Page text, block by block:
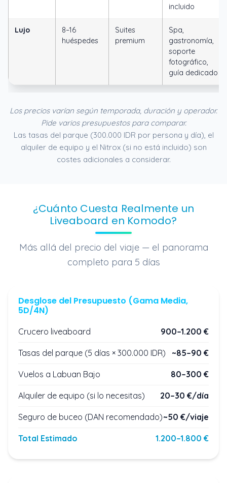
incluido
Lujo
8–16
huéspedes
Suites
premium
Spa,
gastronomía,
soporte
fotográfico,
guía dedicado
Los precios varían según temporada, duración y operador.
Pide varios presupuestos para comparar.
Las tasas del parque (300.000 IDR por persona y día), el
alquiler de equipo y el Nitrox (si no está incluido) son
costes adicionales a considerar.
¿Cuánto Cuesta Realmente un
Liveaboard en Komodo?
Más allá del precio del viaje — el panorama
completo para 5 días
Desglose del Presupuesto (Gama Media,
5D/4N)
Crucero liveaboard 900–1.200 €
Tasas del parque (5 días × 300.000 IDR) ~85–90 €
Vuelos a Labuan Bajo 80–300 €
Alquiler de equipo (si lo necesitas) 20–30 €/día
Seguro de buceo (DAN recomendado)~50 €/viaje
Total Estimado 1.200–1.800 €